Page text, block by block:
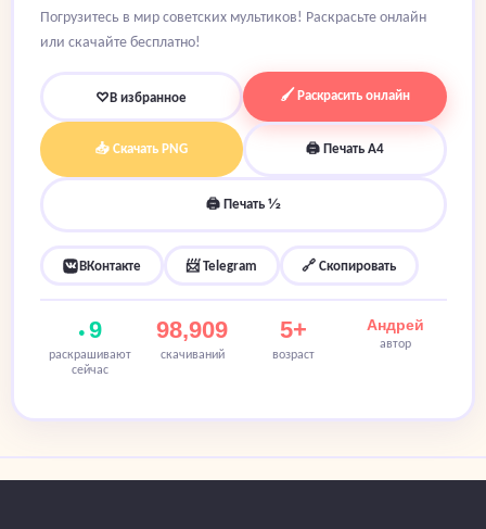
Погрузитесь в мир советских мультиков! Раскрасьте онлайн
или скачайте бесплатно!
♡В избранное 🖌 Раскрасить онлайн
📥 Скачать PNG 🖨 Печать A4
🖨 Печать ½
ВКонтакте 📨 Telegram 🔗 Скопировать
9
раскрашивают
сейчас
98,909
скачиваний
5+
возраст
Андрей
автор